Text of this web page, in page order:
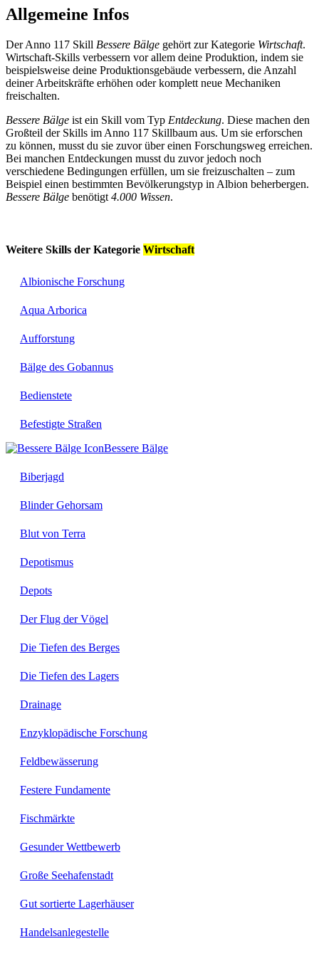
Allgemeine Infos
Der Anno 117 Skill Bessere Bälge gehört zur Kategorie Wirtschaft.
Wirtschaft-Skills verbessern vor allem deine Produktion, indem sie
beispielsweise deine Produktionsgebäude verbessern, die Anzahl
deiner Arbeitskräfte erhöhen oder komplett neue Mechaniken
freischalten.
Bessere Bälge ist ein Skill vom Typ Entdeckung. Diese machen den
Großteil der Skills im Anno 117 Skillbaum aus. Um sie erforschen
zu können, musst du sie zuvor über einen Forschungsweg erreichen.
Bei manchen Entdeckungen musst du zuvor jedoch noch
verschiedene Bedingungen erfüllen, um sie freizuschalten – zum
Beispiel einen bestimmten Bevölkerungstyp in Albion beherbergen.
Bessere Bälge benötigt 4.000 Wissen.
Weitere Skills der Kategorie Wirtschaft
Albionische Forschung
Aqua Arborica
Aufforstung
Bälge des Gobannus
Bedienstete
Befestigte Straßen
Bessere Bälge
Biberjagd
Blinder Gehorsam
Blut von Terra
Depotismus
Depots
Der Flug der Vögel
Die Tiefen des Berges
Die Tiefen des Lagers
Drainage
Enzyklopädische Forschung
Feldbewässerung
Festere Fundamente
Fischmärkte
Gesunder Wettbewerb
Große Seehafenstadt
Gut sortierte Lagerhäuser
Handelsanlegestelle